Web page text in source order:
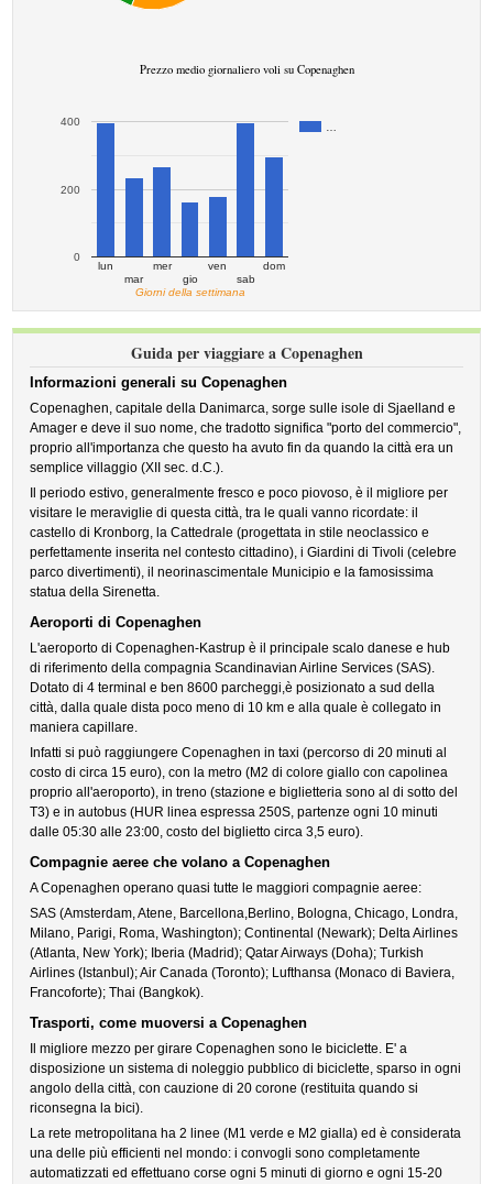
Prezzo medio giornaliero voli su Copenaghen
lun
mar
mer
gio
ven
sab
dom
0
200
400
Giorni della settimana
Guida per viaggiare a Copenaghen
Informazioni generali su Copenaghen
Copenaghen, capitale della Danimarca, sorge sulle isole di Sjaelland e
Amager e deve il suo nome, che tradotto significa "porto del commercio",
proprio all'importanza che questo ha avuto fin da quando la città era un
semplice villaggio (XII sec. d.C.).
Il periodo estivo, generalmente fresco e poco piovoso, è il migliore per
visitare le meraviglie di questa città, tra le quali vanno ricordate: il
castello di Kronborg, la Cattedrale (progettata in stile neoclassico e
perfettamente inserita nel contesto cittadino), i Giardini di Tivoli (celebre
parco divertimenti), il neorinascimentale Municipio e la famosissima
statua della Sirenetta.
Aeroporti di Copenaghen
L'aeroporto di Copenaghen-Kastrup è il principale scalo danese e hub
di riferimento della compagnia Scandinavian Airline Services (SAS).
Dotato di 4 terminal e ben 8600 parcheggi,è posizionato a sud della
città, dalla quale dista poco meno di 10 km e alla quale è collegato in
maniera capillare.
Infatti si può raggiungere Copenaghen in taxi (percorso di 20 minuti al
costo di circa 15 euro), con la metro (M2 di colore giallo con capolinea
proprio all'aeroporto), in treno (stazione e biglietteria sono al di sotto del
T3) e in autobus (HUR linea espressa 250S, partenze ogni 10 minuti
dalle 05:30 alle 23:00, costo del biglietto circa 3,5 euro).
Compagnie aeree che volano a Copenaghen
A Copenaghen operano quasi tutte le maggiori compagnie aeree:
SAS (Amsterdam, Atene, Barcellona,Berlino, Bologna, Chicago, Londra,
Milano, Parigi, Roma, Washington); Continental (Newark); Delta Airlines
(Atlanta, New York); Iberia (Madrid); Qatar Airways (Doha); Turkish
Airlines (Istanbul); Air Canada (Toronto); Lufthansa (Monaco di Baviera,
Francoforte); Thai (Bangkok).
Trasporti, come muoversi a Copenaghen
Il migliore mezzo per girare Copenaghen sono le biciclette. E' a
disposizione un sistema di noleggio pubblico di biciclette, sparso in ogni
angolo della città, con cauzione di 20 corone (restituita quando si
riconsegna la bici).
La rete metropolitana ha 2 linee (M1 verde e M2 gialla) ed è considerata
una delle più efficienti nel mondo: i convogli sono completamente
automatizzati ed effettuano corse ogni 5 minuti di giorno e ogni 15-20